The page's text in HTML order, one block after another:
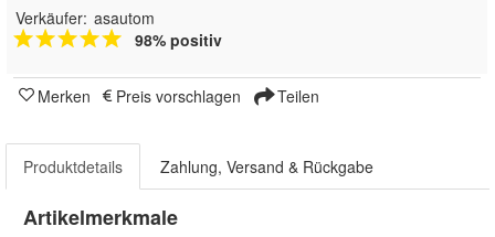
Verkäufer: asautom
98% positiv
Merken Preis vorschlagen Teilen
Produktdetails Zahlung, Versand & Rückgabe
Artikelmerkmale